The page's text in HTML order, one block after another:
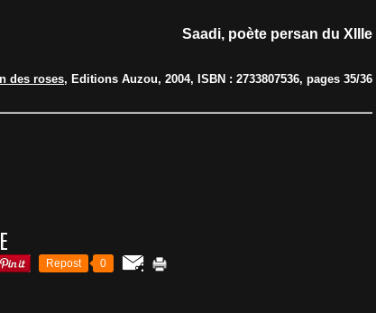
Saadi, poète persan du XIIIe
des roses, Editions Auzou, 2004, ISBN : 2733807536, pages 35/36
Repost 0